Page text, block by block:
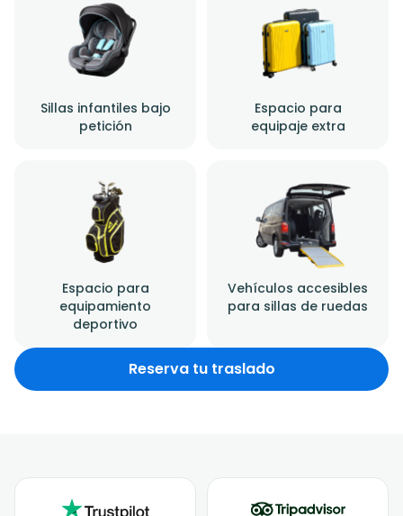
Sillas infantiles bajo
petición
Espacio para
equipaje extra
Espacio para
equipamiento
deportivo
Vehículos accesibles
para sillas de ruedas
Reserva tu traslado